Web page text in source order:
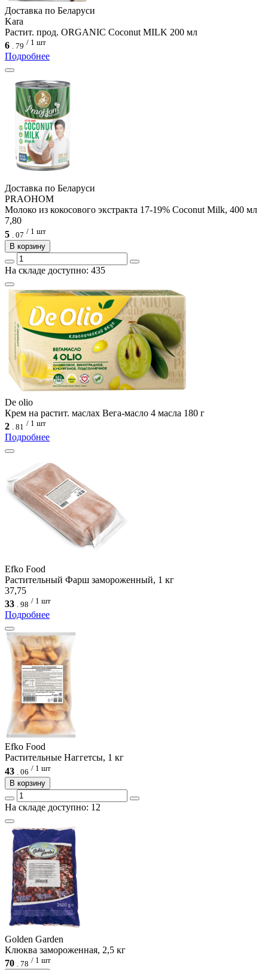
Доcтавка по Беларуси
Kara
Растит. прод. ORGANIC Coconut MILK 200 мл
6 . 79 / 1 шт
Подробнее
Доcтавка по Беларуси
PRAOHOM
Молоко из кокосового экстракта 17-19% Coconut Milk, 400 мл
7,80
5
07 / 1 шт
В корзину
На складе доступно: 435
De olio
Крем на растит. маслах Вега-масло 4 масла 180 г
2 . 81 / 1 шт
Подробнее
Efko Food
Растительный Фарш замороженный, 1 кг
37,75
33 . 98 / 1 шт
Подробнее
Efko Food
Растительные Наггетсы, 1 кг
43
06 / 1 шт
В корзину
На складе доступно: 12
Golden Garden
Клюква замороженная, 2,5 кг
70 . 78 / 1 шт